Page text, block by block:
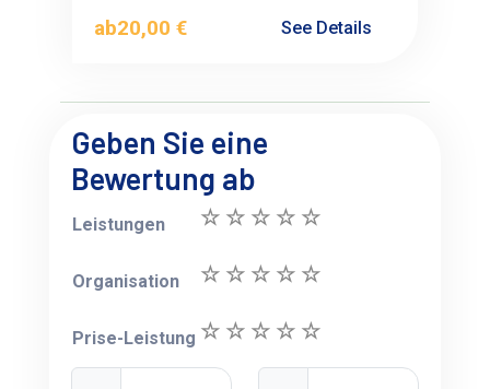
ab20,00 € See Details
Geben Sie eine
Bewertung ab
Leistungen
Organisation
Prise-Leistung